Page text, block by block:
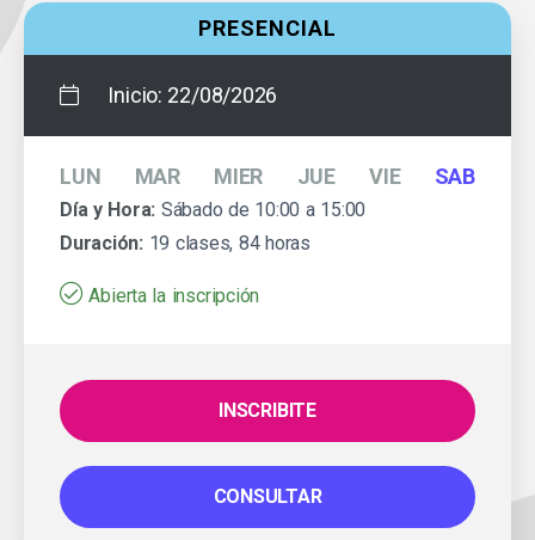
PRESENCIAL
Inicio: 22/08/2026
LUN MAR MIER JUE VIE SAB
Día y Hora: Sábado de 10:00 a 15:00
Duración: 19 clases, 84 horas
Abierta la inscripción
INSCRIBITE
CONSULTAR